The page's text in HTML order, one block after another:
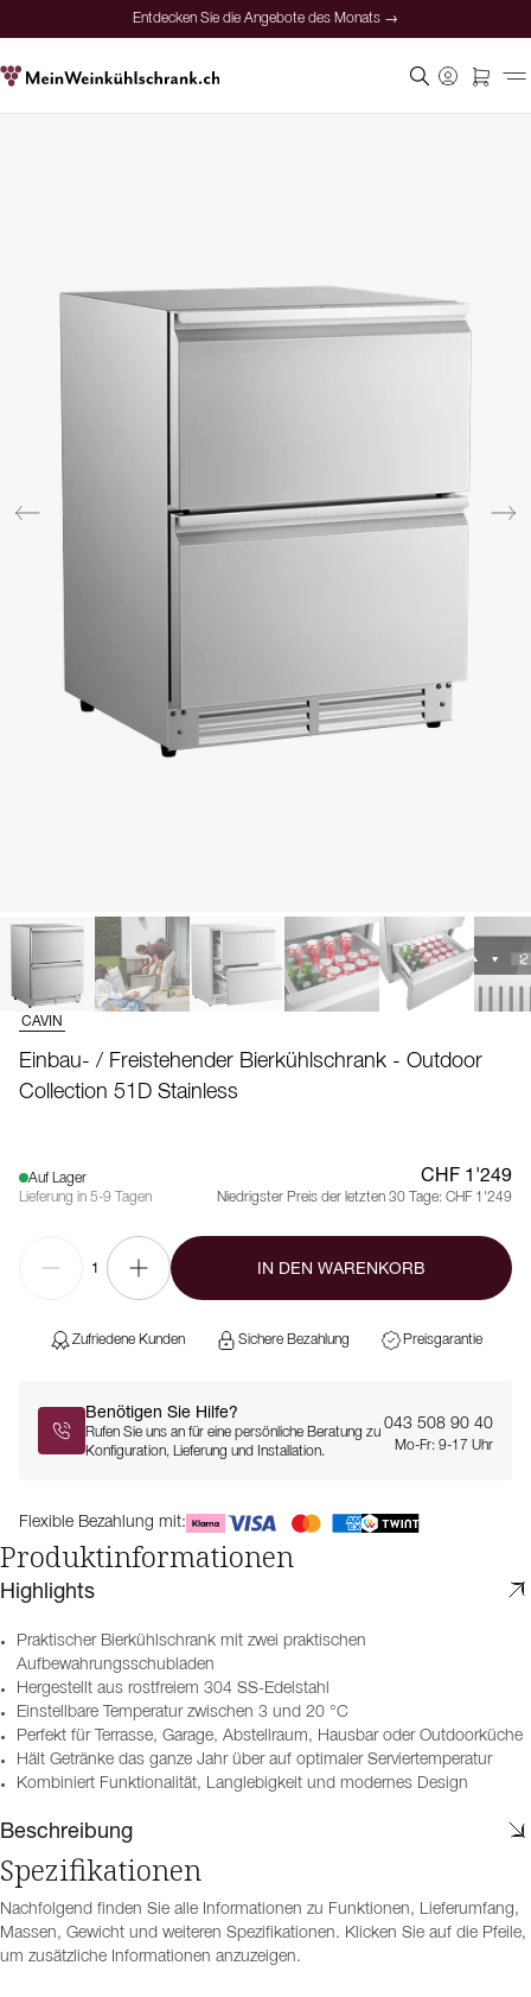
Entdecken Sie die Angebote des Monats →
CAVIN
Einbau- / Freistehender Bierkühlschrank - Outdoor
Collection 51D Stainless
Auf Lager
Lieferung in 5-9 Tagen
CHF 1'249
Niedrigster Preis der letzten 30 Tage: CHF 1'249
1 IN DEN WARENKORB
Zufriedene Kunden Sichere Bezahlung Preisgarantie
Benötigen Sie Hilfe?
Rufen Sie uns an für eine persönliche Beratung zu
Konfiguration, Lieferung und Installation.
043 508 90 40
Mo-Fr: 9-17 Uhr
Flexible Bezahlung mit:
Produktinformationen
Highlights
Praktischer Bierkühlschrank mit zwei praktischen
Aufbewahrungsschubladen
Hergestellt aus rostfreiem 304 SS-Edelstahl
Einstellbare Temperatur zwischen 3 und 20 °C
Perfekt für Terrasse, Garage, Abstellraum, Hausbar oder Outdoorküche
Hält Getränke das ganze Jahr über auf optimaler Serviertemperatur
Kombiniert Funktionalität, Langlebigkeit und modernes Design
Beschreibung
Spezifikationen
Nachfolgend finden Sie alle Informationen zu Funktionen, Lieferumfang,
Massen, Gewicht und weiteren Spezifikationen. Klicken Sie auf die Pfeile,
um zusätzliche Informationen anzuzeigen.